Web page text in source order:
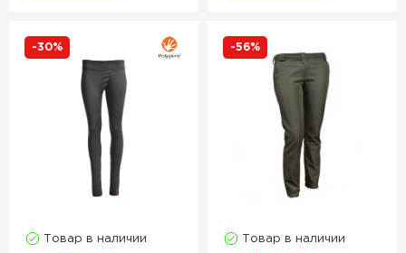
-30%
Товар в наличии
-56%
Товар в наличии